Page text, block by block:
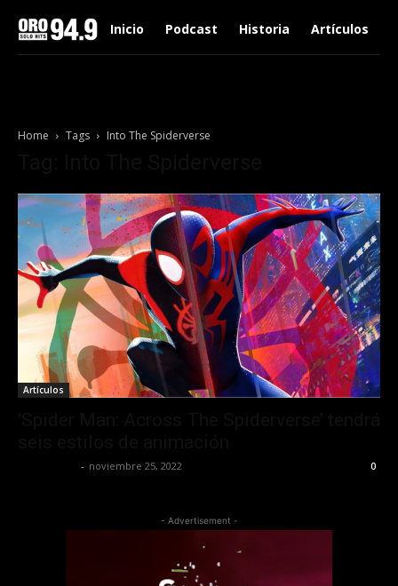
Inicio Podcast Historia Artículos
Home Tags Into The Spiderverse
Artículos
- noviembre 25, 2022 0
- Advertisement -